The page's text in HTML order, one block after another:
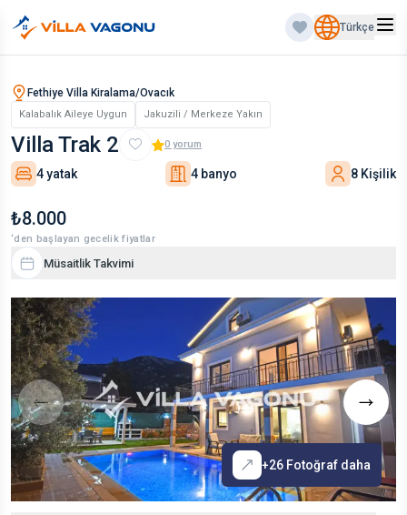
Türkçe
Fethiye Villa Kiralama/Ovacık
Kalabalık Aileye Uygun Jakuzili / Merkeze Yakın
Villa Trak 2 0 yorum
4 yatak 4 banyo 8 Kişilik
₺8.000
‘den başlayan gecelik fiyatlar
Müsaitlik Takvimi
+26 Fotoğraf daha